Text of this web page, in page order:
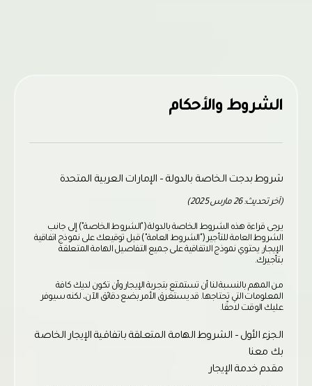
الشروط والأحكام
شروط بدجت الخاصة بالدولة – الإمارات العربية المتحدة
(آخر تحديث: 26 مارس 2025)
يرجى قراءة هذه الشروط الخاصة بالدولة ("الشروط الخاصة") إلى جانب
الشروط العامة للتأجير ("الشروط العامة") قبل توقيعك على نموذج اتفاقية
الإيجار. يحتوي نموذج الاتفاقية على جميع التفاصيل الهامة المتعلقة
بتأجيرك.
من المهم بالنسبة لنا أن تستمتع بتجربة الإيجار وأن تكون لديك كافة
المعلومات التي تحتاجها. قد يستغرق الأمر بضع دقائق الآن، لكنه سيوفر
عليك الوقت لاحقًا.
الجزء الأول – الشروط الهامة المتعلقة باتفاقية الإيجار الخاصة
بك معنا
مقدم خدمة الإيجار